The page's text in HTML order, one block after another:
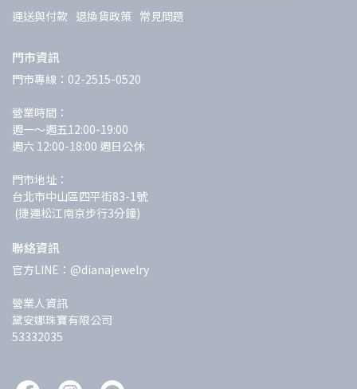
運送與付款 退換貨政策 常見問題
門市資訊
門市專線：02-2515-0520
營業時間：
週一～週五12:00-19:00
週六 12:00-18:00 週日公休
門市地址：
台北市中山區四平街83-1號
(捷運松江南京步行3分鐘)
聯絡資訊
官方LINE：@dianajewelry
營業人資訊
黛安娜珠寶有限公司
53332035